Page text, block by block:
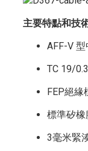
主要特點和技
AFF-V
TC 19/
FEP絕緣
標準矽橡
3毫米緊